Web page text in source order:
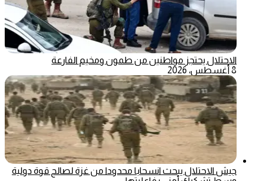
الاحتلال يحتجز مواطنين من طمون ومخيم الفارعة
8 أغسطس، 2026
جيش الاحتلال يبحث انسحابا محدودا من غزة لصالح قوة دولية